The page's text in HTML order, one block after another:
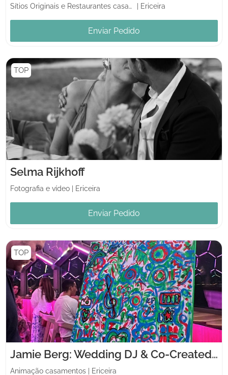
Sítios Originais e Restaurantes casamentos Ericeira
Enviar Pedido
TOP
Selma Rijkhoff
Fotografia e vídeo Ericeira
Enviar Pedido
TOP
Jamie Berg: Wedding DJ & Co-Created Artwork
Animação casamentos Ericeira